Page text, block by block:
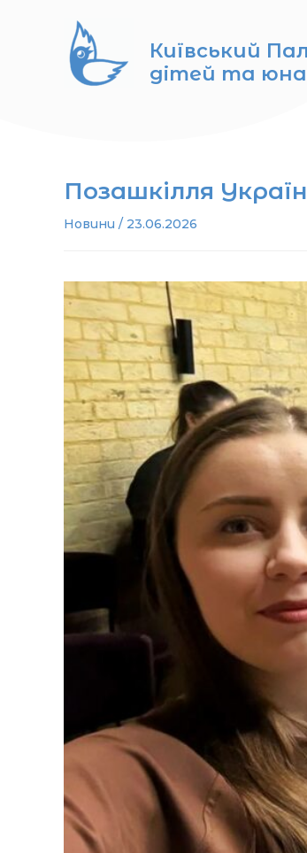
Київський
дітей та
Позашкілля
Новини / 23.06.2026